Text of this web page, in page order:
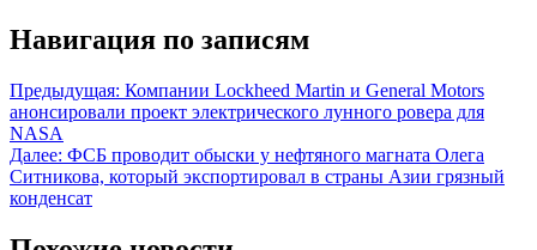
Навигация по записям
Предыдущая: Компании Lockheed Martin и General Motors
анонсировали проект электрического лунного ровера для
NASA
Далее: ФСБ проводит обыски у нефтяного магната Олега
Ситникова, который экспортировал в страны Азии грязный
конденсат